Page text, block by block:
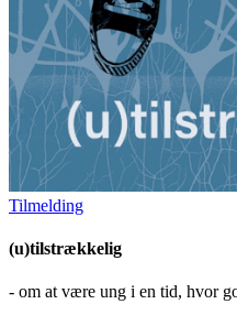
Tilmelding
(u)tilstrækkelig
- om at være ung i en tid, hvor